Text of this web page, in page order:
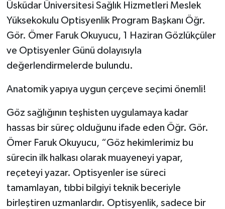
Üsküdar Üniversitesi Sağlık Hizmetleri Meslek
Yüksekokulu Optisyenlik Program Başkanı Öğr.
Gör. Ömer Faruk Okuyucu, 1 Haziran Gözlükçüler
ve Optisyenler Günü dolayısıyla
değerlendirmelerde bulundu.
Anatomik yapıya uygun çerçeve seçimi önemli!
Göz sağlığının teşhisten uygulamaya kadar
hassas bir süreç olduğunu ifade eden Öğr. Gör.
Ömer Faruk Okuyucu, “Göz hekimlerimiz bu
sürecin ilk halkası olarak muayeneyi yapar,
reçeteyi yazar. Optisyenler ise süreci
tamamlayan, tıbbi bilgiyi teknik beceriyle
birleştiren uzmanlardır. Optisyenlik, sadece bir